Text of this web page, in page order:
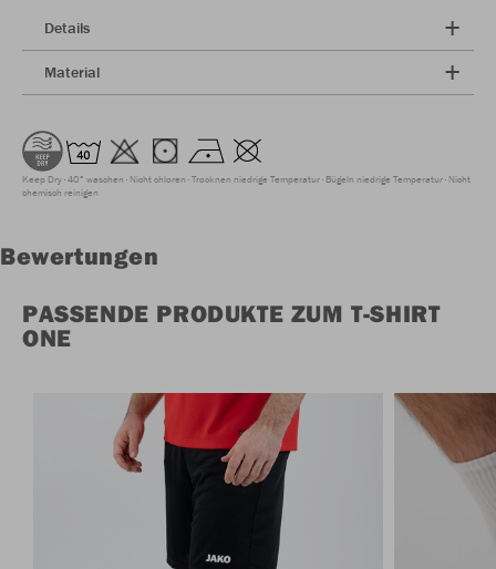
Details
Material
Keep Dry 40° waschen Nicht chloren Trocknen niedrige Temperatur Bügeln niedrige Temperatur Nicht
chemisch reinigen
Bewertungen
PASSENDE PRODUKTE ZUM T-SHIRT
ONE